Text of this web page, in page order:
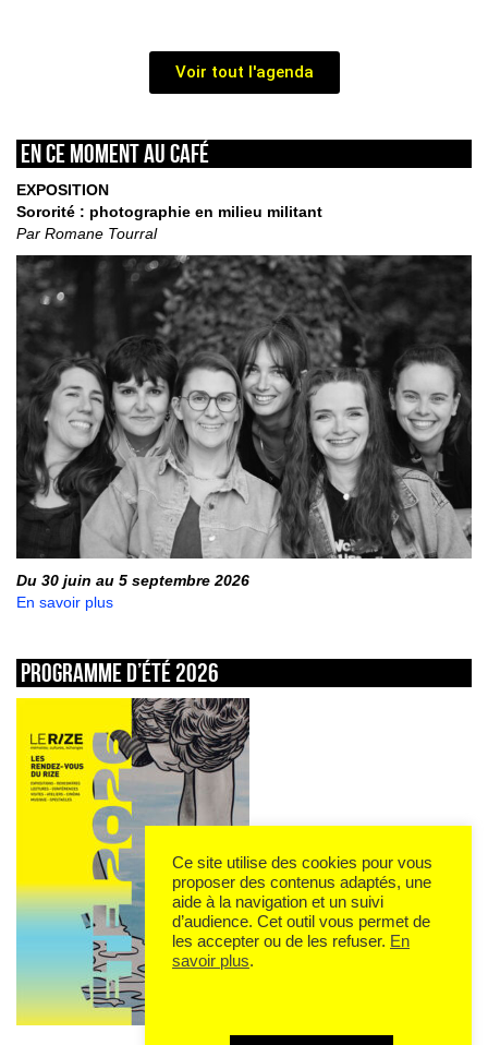
Voir tout l'agenda
En ce moment au café
EXPOSITION
Sororité : photographie en milieu militant
Par Romane Tourral
Du 30 juin au 5 septembre 2026
En savoir plus
Programme d’été 2026
Ce site utilise des cookies pour vous
proposer des contenus adaptés, une
aide à la navigation et un suivi
d’audience. Cet outil vous permet de
les accepter ou de les refuser. En
savoir plus.